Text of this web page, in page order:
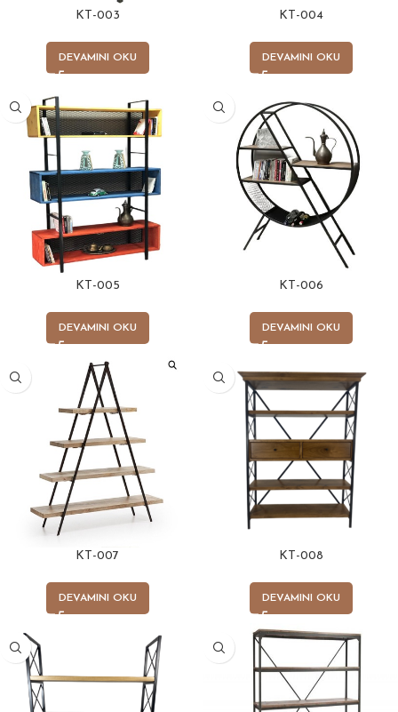
KT-003
DEVAMINI OKU
KT-004
DEVAMINI OKU
KT-005
DEVAMINI OKU
KT-006
DEVAMINI OKU
KT-007
DEVAMINI OKU
KT-008
DEVAMINI OKU